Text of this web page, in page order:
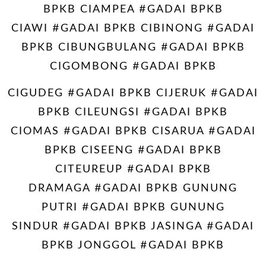
BPKB CIAMPEA #GADAI BPKB
CIAWI #GADAI BPKB CIBINONG #GADAI
BPKB CIBUNGBULANG #GADAI BPKB
CIGOMBONG #GADAI BPKB
CIGUDEG #GADAI BPKB CIJERUK #GADAI
BPKB CILEUNGSI #GADAI BPKB
CIOMAS #GADAI BPKB CISARUA #GADAI
BPKB CISEENG #GADAI BPKB
CITEUREUP #GADAI BPKB
DRAMAGA #GADAI BPKB GUNUNG
PUTRI #GADAI BPKB GUNUNG
SINDUR #GADAI BPKB JASINGA #GADAI
BPKB JONGGOL #GADAI BPKB